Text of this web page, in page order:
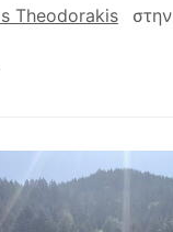
Theodorakis στην